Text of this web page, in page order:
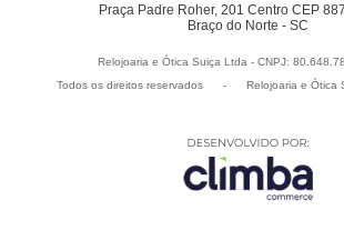
Praça Padre Roher, 201 Centro CEP
Braço do Norte - SC
Relojoaria e Ótica Suiça Ltda - CNPJ:
Todos os direitos reservados
- Relojoaria e Ótica